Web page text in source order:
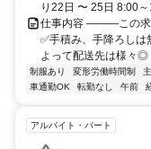
り22日 〜 25日 8:00
仕事内容 ―――この求
✅手積み、手降ろしは
よって配送先は様々◎
制服あり 変形労働時間制
車通勤OK
転勤なし 午前
アルバイト・パート